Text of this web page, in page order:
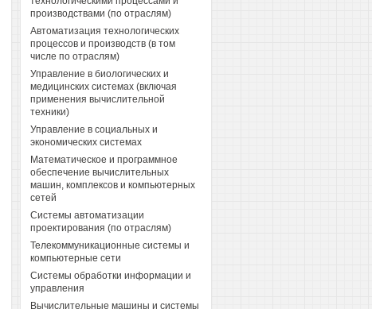
производствами (по отраслям)
Автоматизация технологических
процессов и производств (в том
числе по отраслям)
Управление в биологических и
медицинских системах (включая
применения вычислительной
техники)
Управление в социальных и
экономических системах
Математическое и программное
обеспечение вычислительных
машин, комплексов и компьютерных
сетей
Системы автоматизации
проектирования (по отраслям)
Телекоммуникационные системы и
компьютерные сети
Системы обработки информации и
управления
Вычислительные машины и системы